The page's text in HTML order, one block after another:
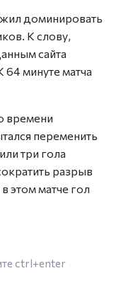
доминировать
К слову,
сайта
64 минуте матча
времени
переменить
три гола
разрыв
этом матче гол
ctrl+enter